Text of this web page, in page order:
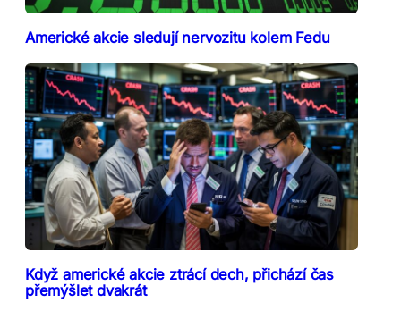
Americké akcie sledují nervozitu kolem Fedu
Když americké akcie ztrácí dech, přichází čas
přemýšlet dvakrát